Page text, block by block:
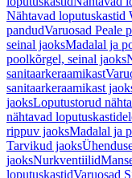
Nähtavad loputuskastid
pandudVaruosad Peale
seinal jaoksMadalal ja
poolkõrgel, seinal jaoks
sanitaarkeraamikast
sanitaarkeraamikast
jaoksLoputustorud
nähtavad
rippuv jaoksMadalal ja
Tarvikud jaoks
jaoksNurkventiilid
loputuskastidVaruosad